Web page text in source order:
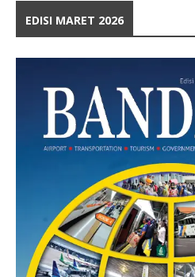
EDISI MARET 2026